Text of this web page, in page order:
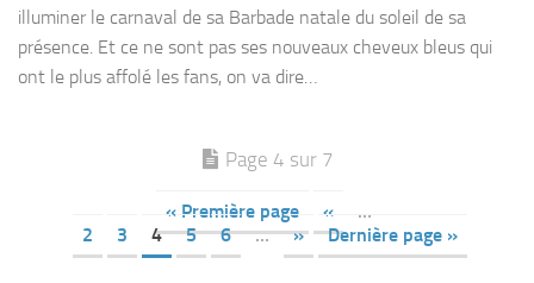
illuminer le carnaval de sa Barbade natale du soleil de sa
présence. Et ce ne sont pas ses nouveaux cheveux bleus qui
ont le plus affolé les fans, on va dire…
Page 4 sur 7
« Première page «
…
2
3 4 5 6 … » Dernière page »